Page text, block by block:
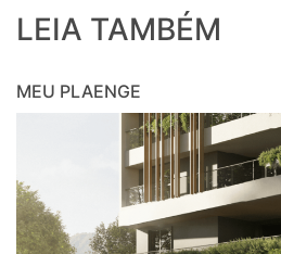
LEIA TAMBÉM
MEU PLAENGE